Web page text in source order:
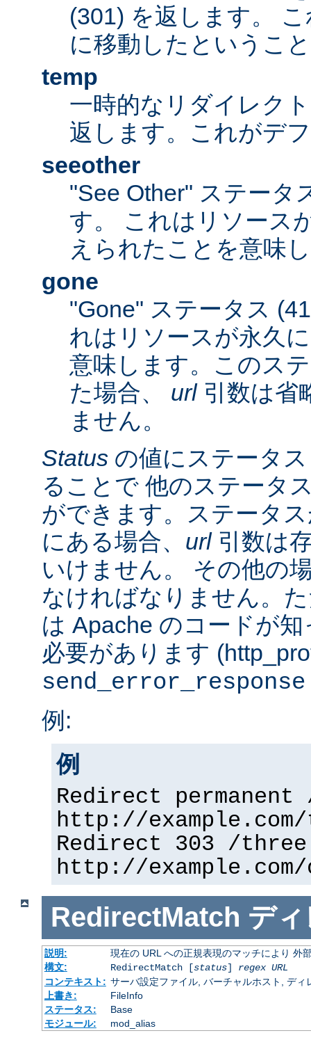
(301) を返します。
に移動したというこ
temp
一時的なリダイレク
返します。これがデ
seeother
"See Other" ステータ
す。 これはリソース
えられたことを意味
gone
"Gone" ステータス
れはリソースが永久
意味します。このス
た場合、 url引数は省
ません。
Status の値にステータ
ることで 他のステータ
ができます。ステータ
にある場合、 url引数は
いけません。 その他の
なければなりません。
は Apache のコードが
必要があります
send_error_response
例:
例
Redirect permanent
http://example.com/
Redirect 303 /three
http://
RedirectMatch デ
説明:
現在の URL への正規表現のマッチにより 外
構文:
RedirectMatch [status] regex URL
コンテキスト: サーバ設定ファイル, バーチャルホスト, ディ
上書き:
FileInfo
ステータス:
Base
モジュール:
mod_alias